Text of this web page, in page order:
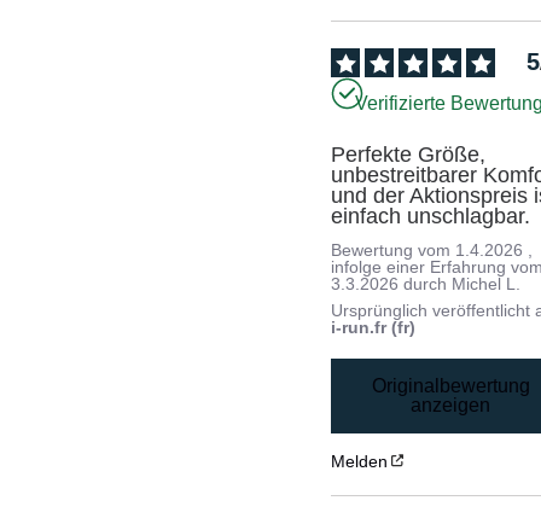
5
Verifizierte
Perfekte Größe,
unbestreitbarer
und der Aktionspreis
einfach unschlagbar.
Bewertung vom 1.4.2026 ,
infolge einer Erfahrung
3.3.2026 durch Michel L.
Ursprünglich veröffentlicht
i-run.fr (fr)
Originalbewertung
anzeigen
Melden